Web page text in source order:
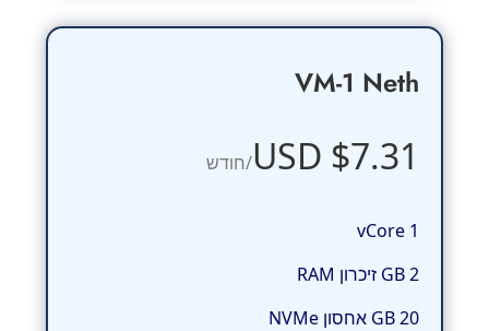
VM-1 Neth
$7.31 USD /חודש
1 vCore
2 GB זיכרון RAM
20 GB אחסון NVMe